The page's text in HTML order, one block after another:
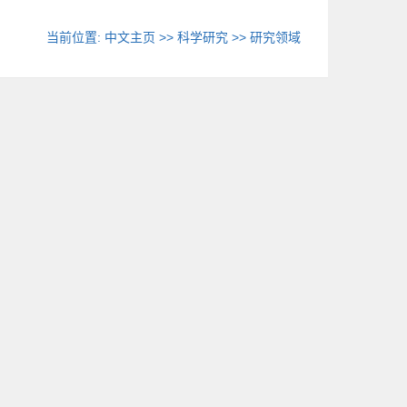
当前位置: 中文主页 >>科学研究 >>研究领域